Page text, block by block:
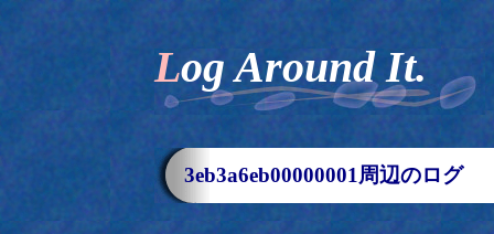
Log Around It.
3eb3a6eb00000001周辺のログ